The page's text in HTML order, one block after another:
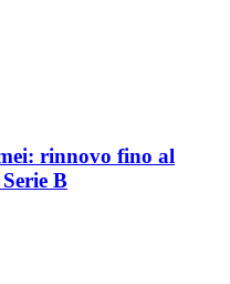
rinnovo fino al
B